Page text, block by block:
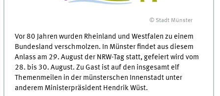
© Stadt Münster
Vor 80 Jahren wurden Rheinland und Westfalen zu einem
Bundesland verschmolzen. In Münster findet aus diesem
Anlass am 29. August der NRW-Tag statt, gefeiert wird vom
28. bis 30. August. Zu Gast ist auf den insgesamt elf
Themenmeilen in der münsterschen Innenstadt unter
anderem Ministerpräsident Hendrik Wüst.